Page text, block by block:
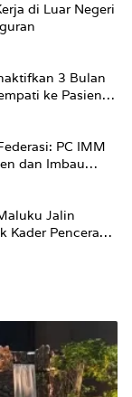
di Luar Negeri
3 Bulan
ke Pasien
PC IMM
dan Imbau
Putih Di
Jalin
Kader Pencerah
dari Kampus”